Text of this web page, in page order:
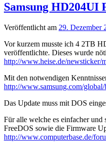
Samsung
Veröffentlicht am 29. Dezember
Vor kurzem musste ich 4 2TB
veröffentlichte. Dieses wurde
http://www.heise.de/newsticker/
Mit den notwendigen
http://www.samsung.com/
Das Update muss mit DOS
Für alle welche es einfacher
FreeDOS sowie die Firmware
http://www.computerbase.de/